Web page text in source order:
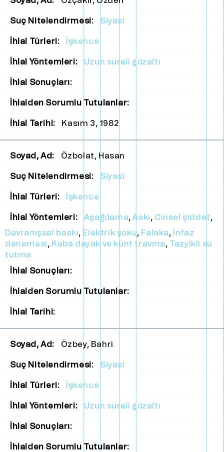
Suç Nitelendirmesi: Siyasi
İhlal Türleri: İşkence
İhlal Yöntemleri: Uzun süreli gözaltı
İhlal Sonuçları:
İhlalden Sorumlu Tutulanlar:
İhlal Tarihi: Kasım 3, 1982
Soyad, Ad: Özbolat, Hasan
Suç Nitelendirmesi: Siyasi
İhlal Türleri: İşkence
İhlal Yöntemleri: Aşağılama,Askı, Cinsel şiddet,
Davranışsal baskı, Elektrik şoku, Falaka, İnfaz
denemesi, Kaba dayak ve künt travma, Tazyikli su
tutma
İhlal Sonuçları:
İhlalden Sorumlu Tutulanlar:
İhlal Tarihi:
Soyad, Ad: Özbey, Bahri
Suç Nitelendirmesi: Siyasi
İhlal Türleri: İşkence
İhlal Yöntemleri: Uzun süreli gözaltı
İhlal Sonuçları:
İhlalden Sorumlu Tutulanlar: